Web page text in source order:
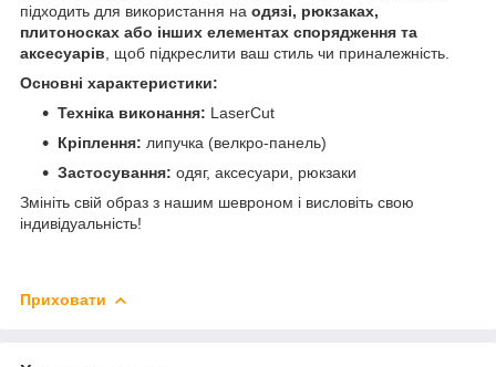
підходить для використання на одязі, рюкзаках,
плитоносках або інших елементах спорядження та
аксесуарів , щоб підкреслити ваш стиль чи приналежність.
Основні характеристики:
Техніка виконання: LaserCut
Кріплення: липучка (велкро-панель)
Застосування: одяг, аксесуари, рюкзаки
Змініть свій образ з нашим шевроном і висловіть свою
індивідуальність!
Приховати